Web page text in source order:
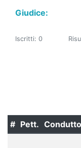
Giudice:
Iscritti: 0
# Pett.